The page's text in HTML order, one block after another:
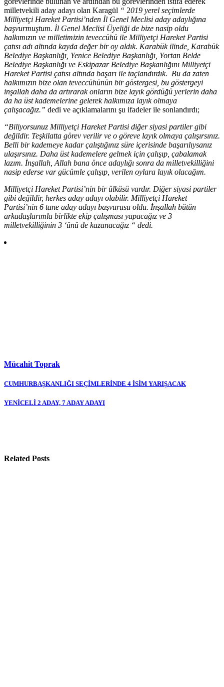
milletvekili aday adayı olan Karagül “ 2019 yerel seçimlerde
Milliyetçi Hareket Partisi’nden İl Genel Meclisi aday adaylığına
başvurmuştum. İl Genel Meclisi Üyeliği de bize nasip oldu
halkımızın ve milletimizin teveccühü ile Milliyetçi Hareket Partisi
çatısı adı altında kayda değer bir oy aldık. Karabük ilinde, Karabük
Belediye Başkanlığı, Yenice Belediye Başkanlığı, Yortan Belde
Belediye Başkanlığı ve Eskipazar Belediye Başkanlığını Milliyetçi
Hareket Partisi çatısı altında başarı ile taçlandırdık. Bu da zaten
halkımızın bize olan teveccühünün bir göstergesi, bu göstergeyi
inşallah daha da artırarak onların bize layık gördüğü yerlerin daha
da ha üst kademelerine gelerek halkımıza layık olmaya
çalışacağız.” dedi ve açıklamalarını şu ifadeler ile sonlandırdı;
“Biliyorsunuz Milliyetçi Hareket Partisi diğer siyasi partiler gibi
değildir. Teşkilatta görev verilir ve o göreve layık olmaya çalışırsınız.
Belli bir kademeye kadar çalıştığınız süre içerisinde başarılıysanız
ulaşırsınız. Daha üst kademelere gelmek için çalışıp, çabalamak
lazım. İnşallah, Allah bana önce adaylığı sonra da milletvekilliğini
nasip ederse var gücümle çalışıp, verilen oylara layık olacağım.
Milliyetçi Hareket Partisi’nin bir ülküsü vardır. Diğer siyasi partiler
gibi değildir, herkes aday adayı olabilir. Milliyetçi Hareket
Partisi’nin 6 tane aday adayı başvurusu oldu. İnşallah bütün
arkadaşlarımla birlikte ekip çalışması yapacağız ve 3
milletvekilliğinin 3 ‘ünü de kazanacağız “ dedi.
Mücahit Toprak
Yazı
gezinmesi
CUMHURBAŞKANLIĞI SEÇİMLERİNDE 4 İSİM YARIŞACAK
YENİCELİ 2 ADAY, 7 ADAY ADAYI
Related Posts